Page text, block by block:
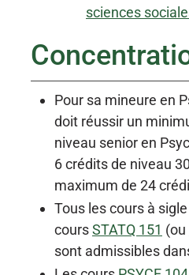
sciences
Pour sa mineure en
doit réussir un
niveau senior en
6 crédits de niveau
maximum de 24
Tous les cours à
coursSTATQ 151 (ou
sont admissibles